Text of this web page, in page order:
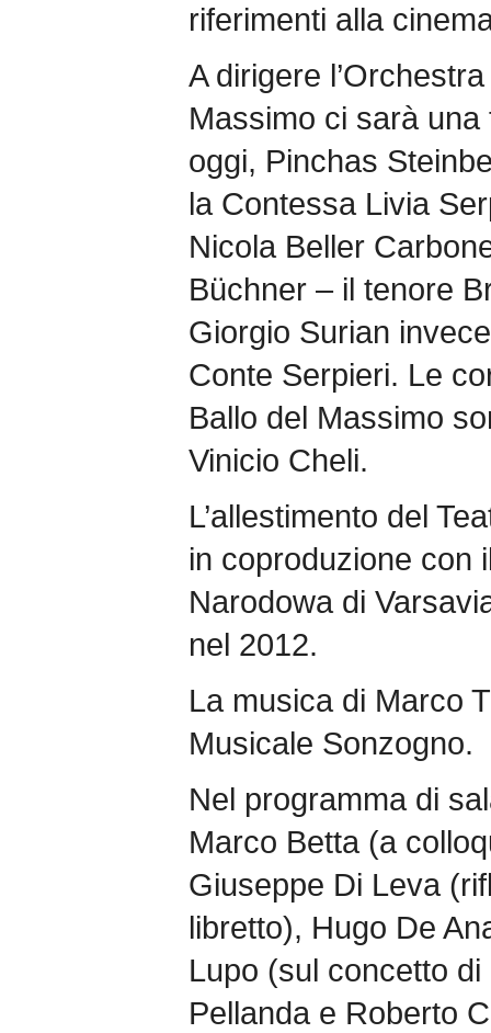
riferimenti alla
A dirigere
Massimo ci sarà
oggi, Pinchas
la Contessa Livia
Nicola Beller
Büchner – il tenore
Giorgio Surian
Conte Serpieri. Le
Ballo del Massimo
Vinicio Cheli.
L’allestimento del
in coproduzione con
Narodowa di
nel 2012.
La musica di Marco
Musicale Sonzogno.
Nel programma di
Marco Betta (a
Giuseppe Di Leva
libretto), Hugo De
Lupo (sul concetto
Pellanda e Roberto